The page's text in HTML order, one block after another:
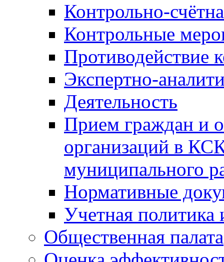
Контрольно-
Контрольные
Противодействие
Экспертно-
Деятельность
Прием граждан и
организаций в
муниципального
Нормативные
Учетная политика
Общественная палата